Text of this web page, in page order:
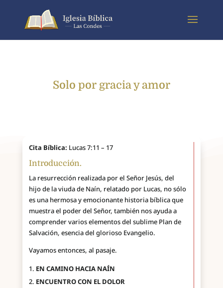
Solo por gracia y amor
Cita Bíblica: Lucas 7:11 – 17
Introducción.
La resurrección realizada por el Señor Jesús, del
hijo de la viuda de Naín, relatado por Lucas, no sólo
es una hermosa y emocionante historia bíblica que
muestra el poder del Señor, también nos ayuda a
comprender varios elementos del sublime Plan de
Salvación, esencia del glorioso Evangelio.
Vayamos entonces, al pasaje.
EN CAMINO HACIA NAÍN
ENCUENTRO CON EL DOLOR